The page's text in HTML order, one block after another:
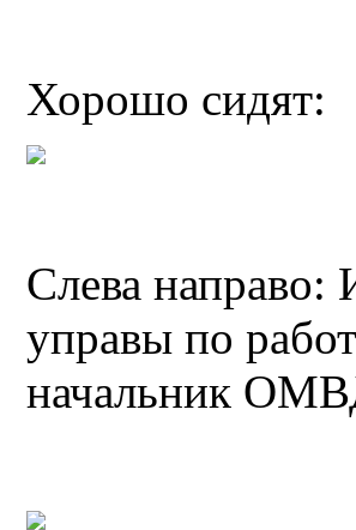
Хорошо сидят:
Слева
управы по
начальник